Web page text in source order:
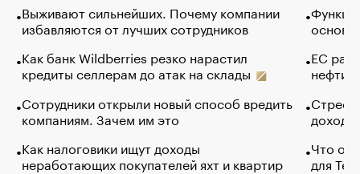
Выживают сильнейших. Почему компании
избавляются от лучших сотрудников
Как банк Wildberries резко нарастил
кредиты селлерам до атак на склады
Сотрудники открыли новый способ вредить
компаниям. Зачем им это
Как налоговики ищут доходы
неработающих покупателей яхт и квартир
основ
ЕС
нефти
Что
для